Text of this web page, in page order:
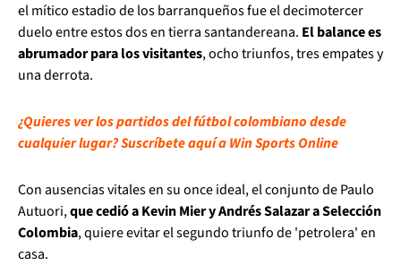
el mítico estadio de los barranqueños fue el decimotercer
duelo entre estos dos en tierra santandereana. El balance es
abrumador para los visitantes, ocho triunfos, tres empates y
una derrota.
¿Quieres ver los partidos del fútbol colombiano desde
cualquier lugar? Suscríbete aquí a Win Sports Online
Con ausencias vitales en su once ideal, el conjunto de Paulo
Autuori,que cedió a Kevin Mier y Andrés Salazar a Selección
Colombia, quiere evitar el segundo triunfo de 'petrolera' en
casa.